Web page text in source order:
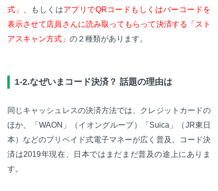
式」
、もしくはアプリでQRコードもしくはバーコードを
表示させて店員さんに読み取ってもらって決済する「スト
アスキャン方式」 の２種類があります。
1-2.なぜいまコード決済？ 話題の理由は
同じキャッシュレスの決済方法では、クレジットカードの
ほか、「WAON」（イオングループ）「Suica」（JR東日
本）などのプリペイド式電子マネーが広く普及。コード決
済は2019年現在、日本ではまだまだ普及の途上にありま
す。